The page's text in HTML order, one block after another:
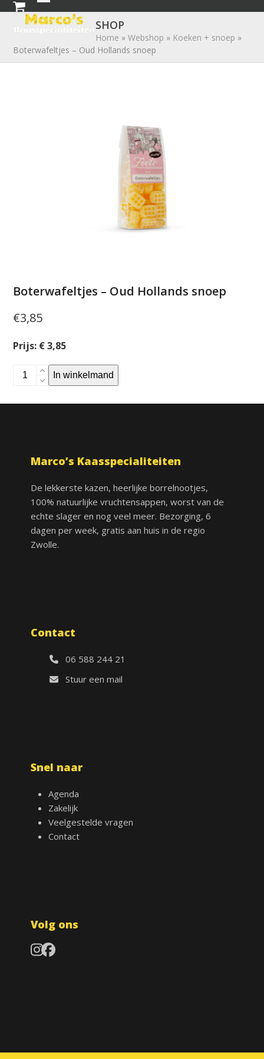
Skip
content
Open
mobile
menu
Close
mobile
menu
SHOP
Home »Webshop » Koeken + snoep »
Boterwafeltjes – Oud Hollands snoep
Boterwafeltjes – Oud Hollands snoep
€3,85
Prijs: € 3,85
BoterwafeltjesIn winkelmand
Marco’s Kaasspecialiteiten
De lekkerste kazen, heerlijke borrelnootjes,
100% natuurlijke vruchtensappen, worst van de
echte slager en nog veel meer. Bezorging, 6
dagen per week, gratis aan huis in de regio
Zwolle.
Contact
06 588 244 21
Stuur een mail
Snel naar
Agenda
Zakelijk
Veelgestelde vragen
Contact
Volg ons
Instagram
Facebook